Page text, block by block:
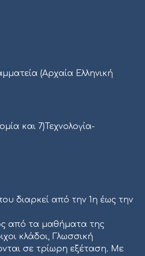
(Αρχαία Ελληνική
και 7)Τεχνολογία-
διαρκεί από την 1η έως την
από τα μαθήματα της
κλάδοι, Γλωσσική
σε τρίωρη εξέταση. Με